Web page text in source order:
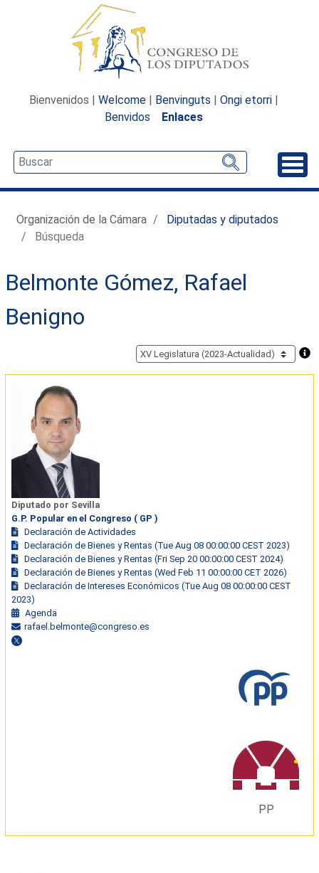
Bienvenidos | Welcome | Benvinguts | Ongi etorri |
Benvidos
Enlaces
Organización de la Cámara
Diputadas y diputados
Búsqueda
Belmonte Gómez, Rafael
Benigno
Diputado por Sevilla
G.P. Popular en el Congreso ( GP )
Declaración de Actividades
Declaración de Bienes y Rentas (Tue Aug 08 00:00:00 CEST 2023)
Declaración de Bienes y Rentas (Fri Sep 20 00:00:00 CEST 2024)
Declaración de Bienes y Rentas (Wed Feb 11 00:00:00 CET 2026)
Declaración de Intereses Económicos (Tue Aug 08 00:00:00 CEST
2023)
Agenda
rafael.belmonte@congreso.es
PP